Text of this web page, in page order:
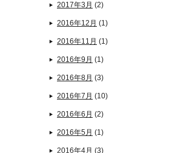
2017年3月 (2)
2016年12月 (1)
2016年11月 (1)
2016年9月 (1)
2016年8月 (3)
2016年7月 (10)
2016年6月 (2)
2016年5月 (1)
2016年4月 (3)